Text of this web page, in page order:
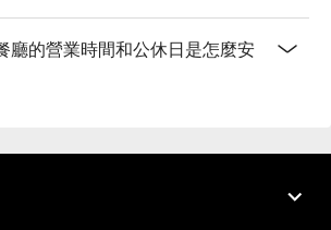
廳的營業時間和公休日是怎麼安